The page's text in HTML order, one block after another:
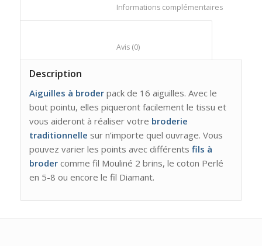
Informations
						Avis (0)
Description
Aiguilles à broderpack de 16 aiguilles. Avec le
bout pointu, elles piqueront facilement le tissu et
vous aideront à réaliser votre broderie
traditionnelle sur n’importe quel ouvrage. Vous
pouvez varier les points avec différents fils à
brodercomme fil Mouliné 2 brins, le coton Perlé
en 5-8 ou encore le fil Diamant.